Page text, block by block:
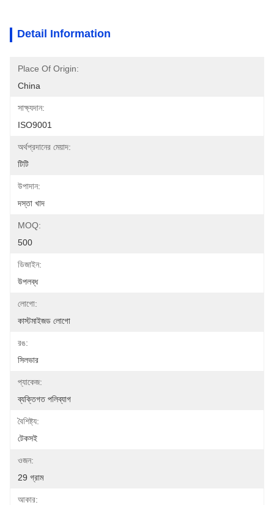
Detail Information
Place Of Origin:
China
সাক্ষ্যদান:
ISO9001
অর্থপ্রদানের মেয়াদ:
টিটি
উপাদান:
দস্তা খাদ
MOQ:
500
ডিজাইন:
উপলব্ধ
লোগো:
কাস্টমাইজড লোগো
রঙ:
সিলভার
প্যাকেজ:
ব্যক্তিগত পলিব্যাগ
বৈশিষ্ট্য:
টেকসই
ওজন:
29 গ্রাম
আকার: